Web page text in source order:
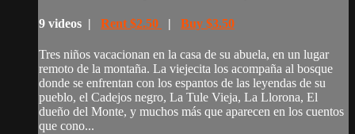
9 videos | Rent $2.50 | Buy $3.50
Tres niños vacacionan en la casa de su abuela, en un lugar
remoto de la montaña. La viejecita los acompaña al bosque
donde se enfrentan con los espantos de las leyendas de su
pueblo, el Cadejos negro, La Tule Vieja, La Llorona, El
dueño del Monte, y muchos más que aparecen en los cuentos
que cono...